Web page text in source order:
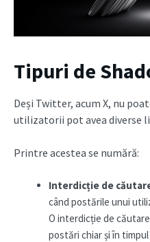
Tipuri de
Deși Twitter, acum X, nu
utilizatorii pot avea diverse
Printre acestea se numără:
Interdicție de
când postările unui
O interdicție de
postări chiar și în